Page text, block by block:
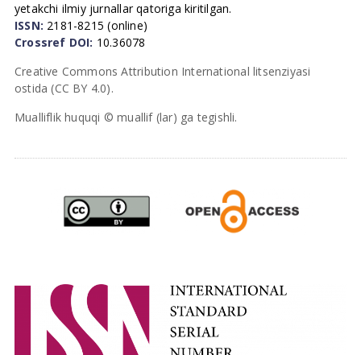
yetakchi ilmiy jurnallar qatoriga kiritilgan.
ISSN: 2181-8215 (online)
Crossref DOI: 10.36078
Creative Commons Attribution International litsenziyasi
ostida (CC BY 4.0).
Mualliflik huquqi © muallif (lar) ga tegishli.